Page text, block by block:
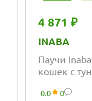
4 871 ₽
INABA
Паучи
кошек с
0.0 0